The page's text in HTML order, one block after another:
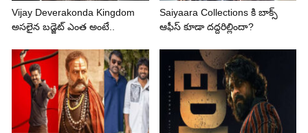
Vijay Deverakonda Kingdom
అసలైన బడ్జెట్ ఎంత అంటే..
Saiyaara Collections కి బాక్స్
ఆఫీస్ కూడా దద్దరిల్లిందా?